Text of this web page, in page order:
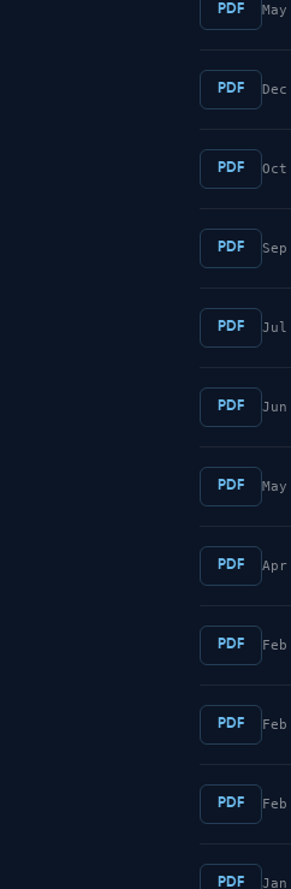
PDF
PDF
PDF
PDF
PDF
PDF
PDF
PDF
PDF
PDF
PDF
PDF